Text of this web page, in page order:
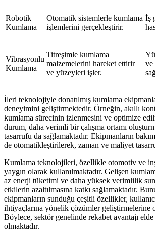
Robotik
Kumlama
Otomatik sistemlerle kumlama
işlemlerini gerçekleştirir.
İş
Vibrasyonlu
Kumlama
Titreşimle kumlama
malzemelerini hareket ettirir
ve yüzeyleri işler.
ve
İleri teknolojiyle donatılmış kumlama
deneyimini geliştirmektedir. Örneğin, akıllı
kumlama sürecinin izlenmesini ve optimize
durum, daha verimli bir çalışma ortamı
tasarrufu da sağlamaktadır. Ekipmanların
de otomatikleştirilerek, zaman ve maliyet
Kumlama teknolojileri, özellikle otomotiv ve
yaygın olarak kullanılmaktadır. Gelişen
az enerji tüketimi ve daha yüksek verimlilik
etkilerin azaltılmasına katkı sağlamaktadır.
ekipmanların sunduğu çeşitli özellikler,
ihtiyaçlarına yönelik çözümler geliştirmelerine
Böylece, sektör genelinde rekabet avantajı
olmaktadır.